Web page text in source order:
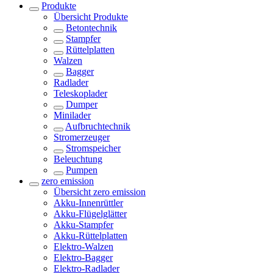
Produkte
Übersicht Produkte
Betontechnik
Stampfer
Rüttelplatten
Walzen
Bagger
Radlader
Teleskoplader
Dumper
Minilader
Aufbruchtechnik
Stromerzeuger
Stromspeicher
Beleuchtung
Pumpen
zero emission
Übersicht zero emission
Akku-Innenrüttler
Akku-Flügelglätter
Akku-Stampfer
Akku-Rüttelplatten
Elektro-Walzen
Elektro-Bagger
Elektro-Radlader